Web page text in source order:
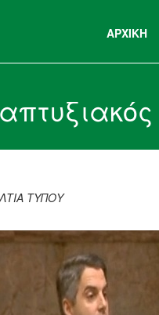
ΑΡΧΙΚΉ
ΤΥΠΟΥ